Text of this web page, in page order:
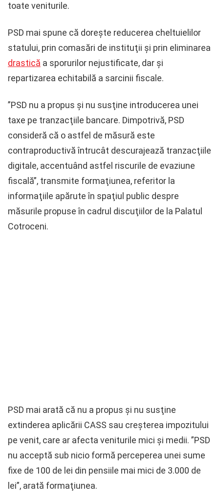
toate veniturile.
PSD mai spune că doreşte reducerea cheltuielilor
statului, prin comasări de instituţii şi prin eliminarea
drastică a sporurilor nejustificate, dar şi
repartizarea echitabilă a sarcinii fiscale.
”PSD nu a propus şi nu susţine introducerea unei
taxe pe tranzacţiile bancare. Dimpotrivă, PSD
consideră că o astfel de măsură este
contraproductivă întrucât descurajează tranzacţiile
digitale, accentuând astfel riscurile de evaziune
fiscală”, transmite formaţiunea, referitor la
informaţiile apărute în spaţiul public despre
măsurile propuse în cadrul discuţiilor de la Palatul
Cotroceni.
PSD mai arată că nu a propus şi nu susţine
extinderea aplicării CASS sau creşterea impozitului
pe venit, care ar afecta veniturile mici şi medii. ”PSD
nu acceptă sub nicio formă perceperea unei sume
fixe de 100 de lei din pensiile mai mici de 3.000 de
lei”, arată formaţiunea.